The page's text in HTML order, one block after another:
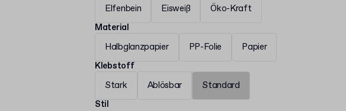
Elfenbein Eisweiß
Öko-Kraft
Material
Halbglanzpapier
PP-Folie
Papier
Klebstoff
Stark
Ablösbar
Standard
Stil